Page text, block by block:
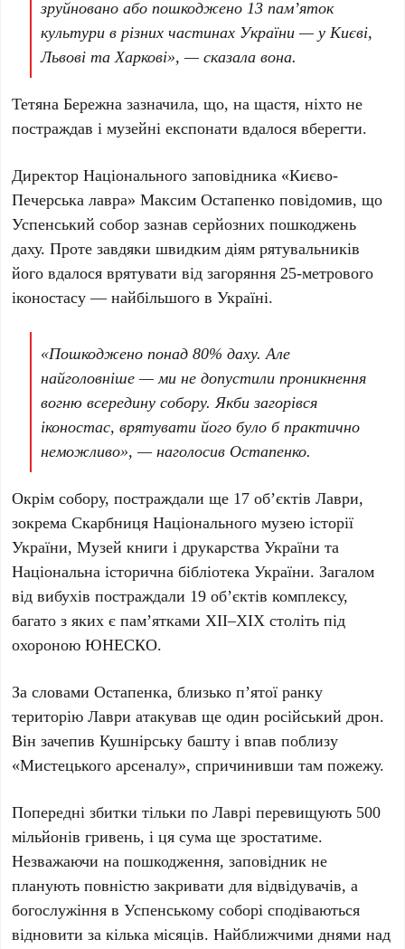
зруйновано або пошкоджено13 пам’яток
культури в різних частинах України — у Києві,
Львові та Харкові», — сказала вона.
Тетяна Бережна зазначила, що, на щастя, ніхто не
постраждав і музейні експонати вдалося вберегти.
ДиректорНаціонального заповідника «Києво-
Печерська лавра» Максим Остапенко повідомив, що
Успенський собор зазнав серйозних пошкоджень
даху. Проте завдяки швидким діям рятувальників
його вдалося врятувати від загоряння25-метрового
іконостасу— найбільшого в Україні.
«Пошкоджено понад80% даху. Але
найголовніше — ми не допустили проникнення
вогню всередину собору. Якби загорівся
іконостас, врятувати його було б практично
неможливо», — наголосив Остапенко.
Окрім собору, постраждали ще 17 об’єктів Лаври,
зокремаСкарбниця Національного музею історії
України,Музей книги і друкарства України та
Національна історична бібліотека України. Загалом
від вибухів постраждали 19 об’єктів комплексу,
багато з яких є пам’яткамиXII–XIX століть під
охороною ЮНЕСКО.
За словамиОстапенка, близькоп’ятої ранку
територію Лаври атакував ще один російський дрон.
Він зачепивКушнірську башту і впав поблизу
«Мистецького арсеналу», спричинивши там пожежу.
Попередні збитки тільки по Лаврі перевищують 500
мільйонів гривень, і ця сума ще зростатиме.
Незважаючи на пошкодження, заповідник не
планують повністю закривати для відвідувачів, а
богослужіння вУспенському соборі сподіваються
відновити за кілька місяців. Найближчими днями над